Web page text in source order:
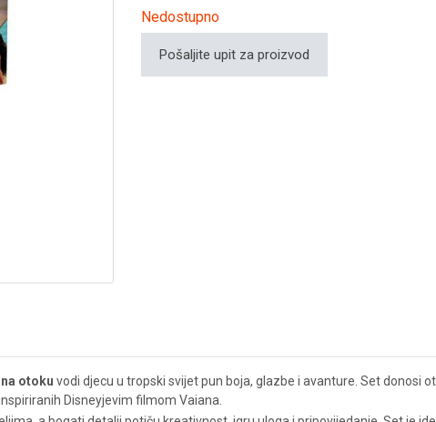
Nedostupno
Pošaljite upit za proizvod
otoku vodi djecu u tropski svijet pun boja, glazbe i avanture. Set donosi
Disneyjevim filmom Vaiana.